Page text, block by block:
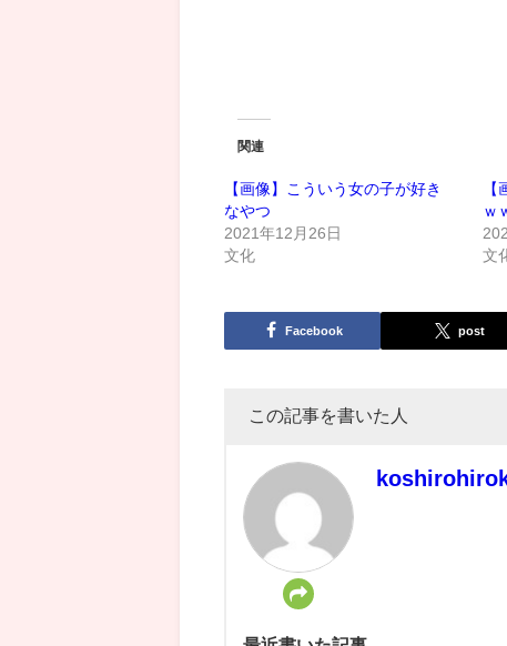
関連
【画像】こういう女の子が好き
なやつ
2021年12月26日
文化
ｗ
文
Facebook post
この記事を書いた人